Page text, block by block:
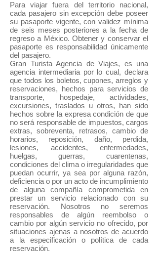
Para viajar fuera del territorio nacional,
cada pasajero sin excepción debe poseer
su pasaporte vigente, con validez mínima
de seis meses posteriores a la fecha de
regreso a México. Obtener y conservar el
pasaporte es responsabilidad únicamente
del pasajero.
Gran Turista Agencia de Viajes, es una
agencia intermediaria por lo cual, declara
que todos los boletos, cupones, arreglos y
reservaciones, hechos para servicios de
transporte, hospedaje, actividades,
excursiones, traslados u otros, han sido
hechos sobre la expresa condición de que
no será responsable de impuestos, cargos
extras, sobreventa, retrasos, cambio de
horarios, reposición, daño, perdida,
lesiones, accidentes, enfermedades,
huelgas, guerras, cuarentenas,
condiciones del clima o irregularidades que
puedan ocurrir, ya sea por alguna razón,
deficiencia o por un acto de incumplimiento
de alguna compañía comprometida en
prestar un servicio relacionado con su
reservación. Nosotros no seremos
responsables de algún reembolso o
cambio por algún servicio no ofrecido, por
situaciones ajenas a nosotros de acuerdo
a la especificación o política de cada
reservación.